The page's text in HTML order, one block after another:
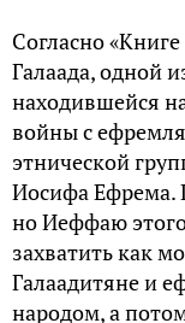
Согласно
Галаада, одной
находившейся
войны с
этнической
Иосифа Ефрема.
но Иеффаю
захватить как
Галаадитяне и
народом, а